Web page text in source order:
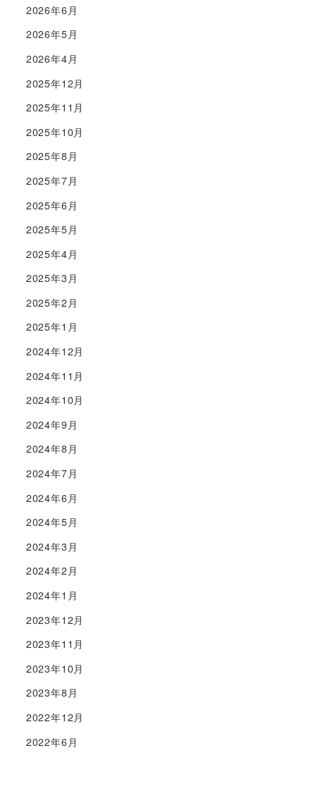
2026年6月
2026年5月
2026年4月
2025年12月
2025年11月
2025年10月
2025年8月
2025年7月
2025年6月
2025年5月
2025年4月
2025年3月
2025年2月
2025年1月
2024年12月
2024年11月
2024年10月
2024年9月
2024年8月
2024年7月
2024年6月
2024年5月
2024年3月
2024年2月
2024年1月
2023年12月
2023年11月
2023年10月
2023年8月
2022年12月
2022年6月